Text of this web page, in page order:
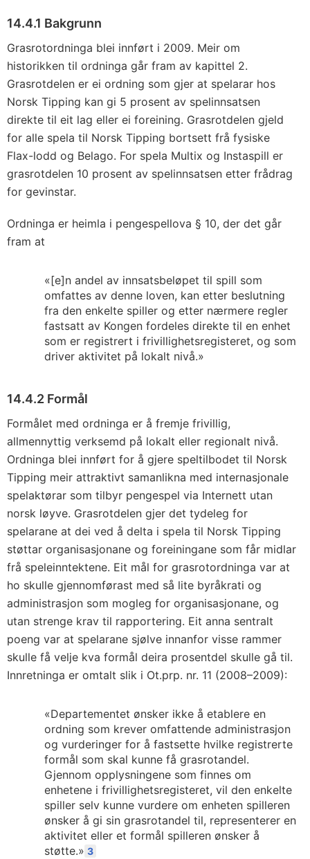
14.4.1 Bakgrunn
Grasrotordninga blei innført i 2009. Meir om
historikken til ordninga går fram av kapittel 2.
Grasrotdelen er ei ordning som gjer at spelarar hos
Norsk Tipping kan gi 5 prosent av spelinnsatsen
direkte til eit lag eller ei foreining. Grasrotdelen gjeld
for alle spela til Norsk Tipping bortsett frå fysiske
Flax-lodd og Belago. For spela Multix og Instaspill er
grasrotdelen 10 prosent av spelinnsatsen etter frådrag
for gevinstar.
Ordninga er heimla i pengespellova § 10, der det går
fram at
«[e]n andel av innsatsbeløpet til spill som
omfattes av denne loven, kan etter beslutning
fra den enkelte spiller og etter nærmere regler
fastsatt av Kongen fordeles direkte til en enhet
som er registrert i frivillighetsregisteret, og som
driver aktivitet på lokalt nivå.»
14.4.2 Formål
Formålet med ordninga er å fremje frivillig,
allmennyttig verksemd på lokalt eller regionalt nivå.
Ordninga blei innført for å gjere speltilbodet til Norsk
Tipping meir attraktivt samanlikna med internasjonale
spelaktørar som tilbyr pengespel via Internett utan
norsk løyve. Grasrotdelen gjer det tydeleg for
spelarane at dei ved å delta i spela til Norsk Tipping
støttar organisasjonane og foreiningane som får midlar
frå speleinntektene. Eit mål for grasrotordninga var at
ho skulle gjennomførast med så lite byråkrati og
administrasjon som mogleg for organisasjonane, og
utan strenge krav til rapportering. Eit anna sentralt
poeng var at spelarane sjølve innanfor visse rammer
skulle få velje kva formål deira prosentdel skulle gå til.
Innretninga er omtalt slik i Ot.prp. nr. 11 (2008–2009):
«Departementet ønsker ikke å etablere en
ordning som krever omfattende administrasjon
og vurderinger for å fastsette hvilke registrerte
formål som skal kunne få grasrotandel.
Gjennom opplysningene som finnes om
enhetene i frivillighetsregisteret, vil den enkelte
spiller selv kunne vurdere om enheten spilleren
ønsker å gi sin grasrotandel til, representerer en
aktivitet eller et formål spilleren ønsker å
støtte.» 3